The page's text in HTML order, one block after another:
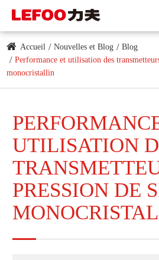
Accueil Nouvelles et Blog
Blog
Performance et utilisation des
monocristallin
UTILISATION
PRESSION DE